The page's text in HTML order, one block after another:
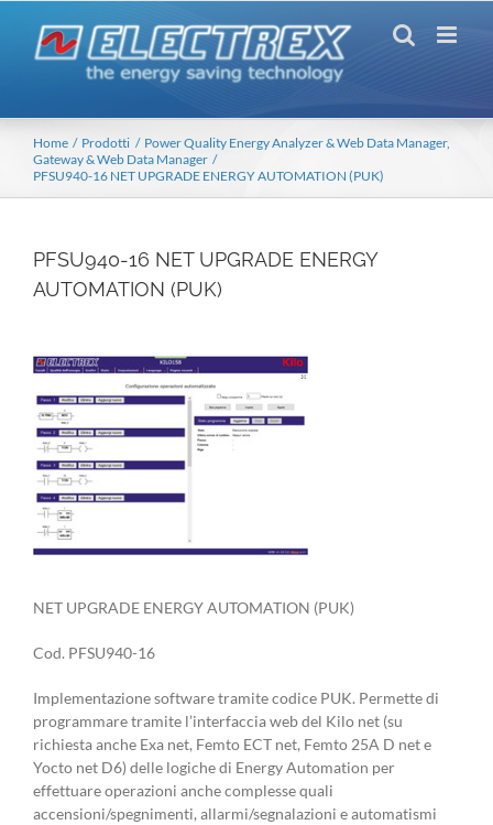
contenuto
Home Prodotti
Power Quality Energy Analyzer & Web Data Manager
Gateway & Web Data Manager
PFSU940-16 NET UPGRADE ENERGY AUTOMATION (PUK)
PFSU940-16 NET UPGRADE ENERGY
AUTOMATION (PUK)
NET UPGRADE ENERGY AUTOMATION (PUK)
Cod. PFSU940-16
Implementazione software tramite codice PUK. Permette di
programmare tramite l’interfaccia web del Kilo net (su
richiesta anche Exa net, Femto ECT net, Femto 25A D net e
Yocto net D6) delle logiche di Energy Automation per
effettuare operazioni anche complesse quali
accensioni/spegnimenti, allarmi/segnalazioni e automatismi